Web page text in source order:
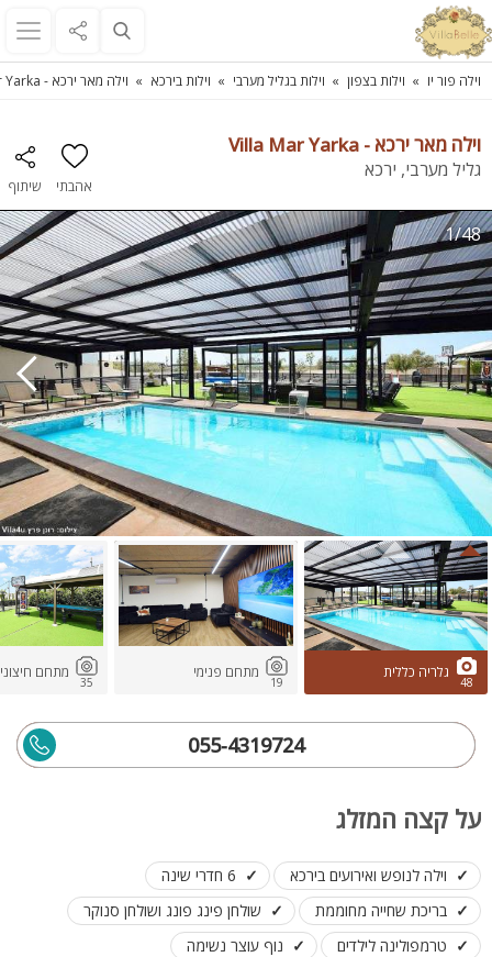
וילה פור יו וילות בצפון וילות בגליל מערבי וילות בירכא וילה מאר ירכא - Villa Mar Yarka
וילה מאר ירכא - Villa Mar Yarka
גליל מערבי, ירכא
אהבתי שיתוף
1/48
48
גלריה כללית
19
מתחם פנימי
35
מתחם חיצוני
055-4319724
על קצה המזלג
וילה לנופש ואירועים בירכא
6 חדרי שינה
בריכת שחייה מחוממת
שולחן פינג פונג ושולחן סנוקר
טרמפולינה לילדים
נוף עוצר נשימה